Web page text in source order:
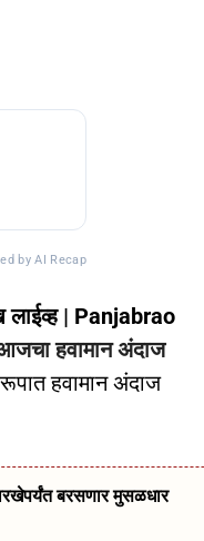
by AI Recap
| Panjabrao
हवामान अंदाज
हवामान अंदाज
बरसणार मुसळधार